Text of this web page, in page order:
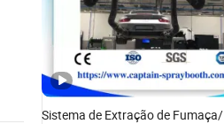
Sistema de Extração de Fumaça/